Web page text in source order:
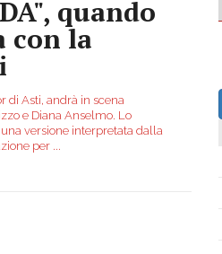
quando
con la
di Asti, andrà in scena
e Diana Anselmo. Lo
versione interpretata dalla
per